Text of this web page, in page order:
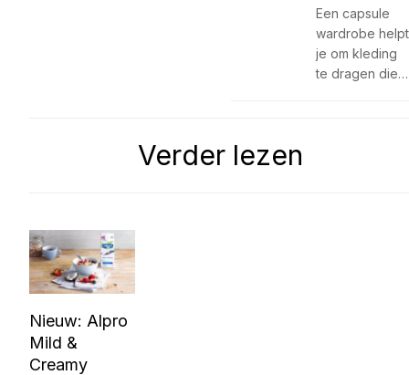
Een capsule
wardrobe helpt
je om kleding
te dragen die…
Verder lezen
Nieuw: Alpro
Mild &
Creamy